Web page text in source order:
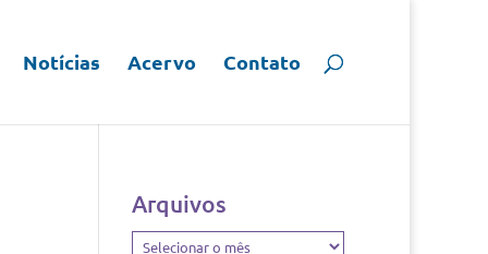
Notícias Acervo Contato
Arquivos
Arquivos